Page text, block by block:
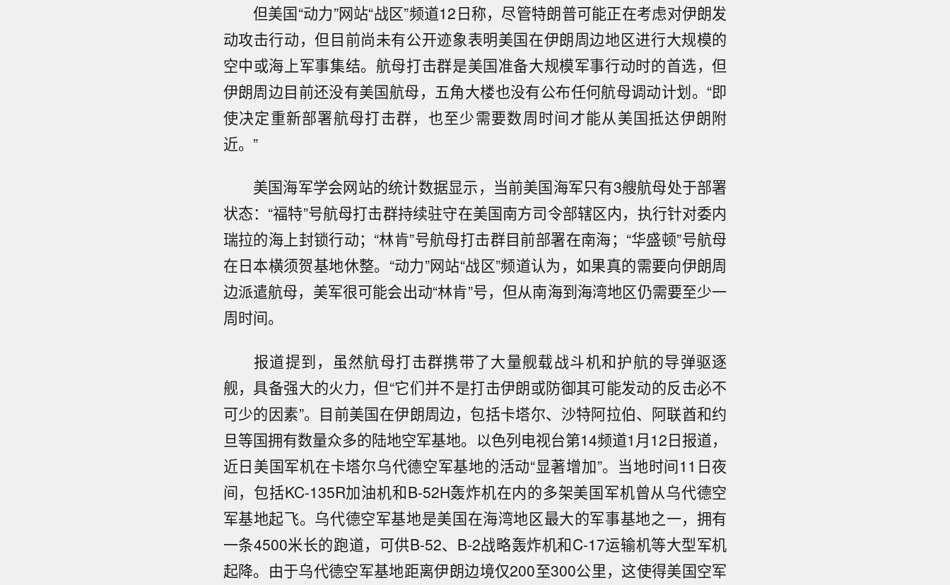
但美国“动力”网站“战区”频道12日称，尽管特朗普可能正在考虑对伊朗发
动攻击行动，但目前尚未有公开迹象表明美国在伊朗周边地区进行大规模的
空中或海上军事集结。航母打击群是美国准备大规模军事行动时的首选，但
伊朗周边目前还没有美国航母，五角大楼也没有公布任何航母调动计划。“即
使决定重新部署航母打击群，也至少需要数周时间才能从美国抵达伊朗附
近。”
美国海军学会网站的统计数据显示，当前美国海军只有3艘航母处于部署
状态：“福特”号航母打击群持续驻守在美国南方司令部辖区内，执行针对委内
瑞拉的海上封锁行动；“林肯”号航母打击群目前部署在南海；“华盛顿”号航母
在日本横须贺基地休整。“动力”网站“战区”频道认为，如果真的需要向伊朗周
边派遣航母，美军很可能会出动“林肯”号，但从南海到海湾地区仍需要至少一
周时间。
报道提到，虽然航母打击群携带了大量舰载战斗机和护航的导弹驱逐
舰，具备强大的火力，但“它们并不是打击伊朗或防御其可能发动的反击必不
可少的因素”。目前美国在伊朗周边，包括卡塔尔、沙特阿拉伯、阿联酋和约
旦等国拥有数量众多的陆地空军基地。以色列电视台第14频道1月12日报道，
近日美国军机在卡塔尔乌代德空军基地的活动“显著增加”。当地时间11日夜
间，包括KC-135R加油机和B-52H轰炸机在内的多架美国军机曾从乌代德空
军基地起飞。乌代德空军基地是美国在海湾地区最大的军事基地之一，拥有
一条4500米长的跑道，可供B-52、B-2战略轰炸机和C-17运输机等大型军机
起降。由于乌代德空军基地距离伊朗边境仅200至300公里，这使得美国空军